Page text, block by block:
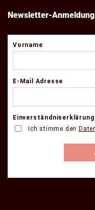
Newsletter-Anmeldung